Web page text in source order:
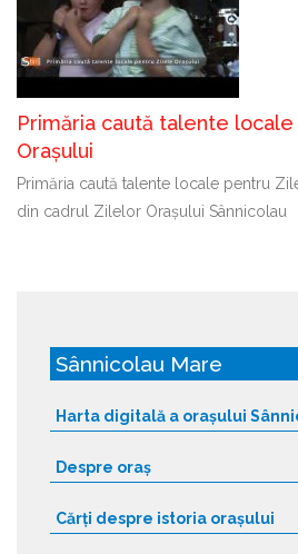
Primăria caută talente
Orașului
Primăria caută talente locale pentru
din cadrul Zilelor Orașului Sânnicolau
Sânnicolau Mare
Harta digitală a orașului
Despre oraș
Cărți despre istoria orașului